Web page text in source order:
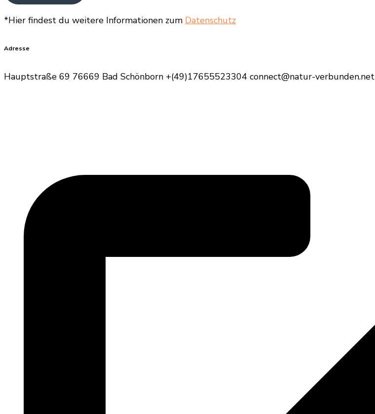
*Hier findest du weitere Informationen zum Datenschutz
Adresse
Hauptstraße 69 76669 Bad Schönborn +(49)17655523304 connect@natur-verbunden.net